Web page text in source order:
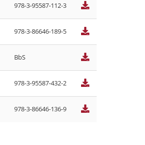
978-3-95587-112-3
978-3-86646-189-5
BbS
978-3-95587-432-2
978-3-86646-136-9